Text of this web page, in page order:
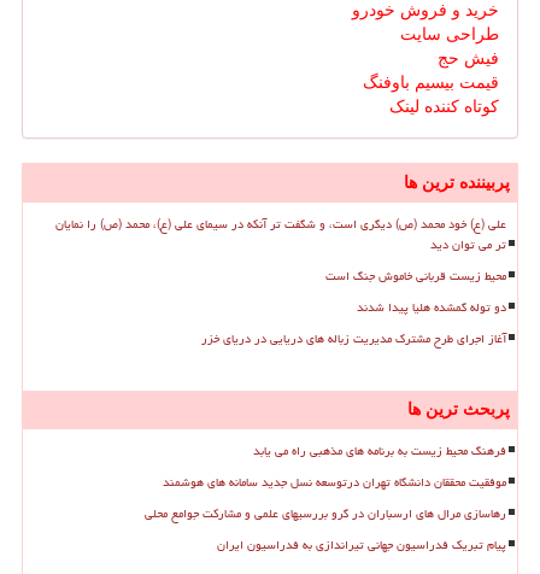
خرید و فروش خودرو
طراحی سایت
فیش حج
قیمت بیسیم باوفنگ
کوتاه کننده لینک
پربیننده ترین ها
علی (ع) خود محمد (ص) دیگری است، و شگفت تر آنکه در سیمای علی (ع)، محمد (ص) را نمایان
تر می توان دید
محیط زیست قربانی خاموش جنگ است
دو توله گمشده هلیا پیدا شدند
آغاز اجرای طرح مشترک مدیریت زباله های دریایی در دریای خزر
پربحث ترین ها
فرهنگ محیط زیست به برنامه های مذهبی راه می یابد
موفقیت محققان دانشگاه تهران درتوسعه نسل جدید سامانه های هوشمند
رهاسازی مرال های ارسباران در گرو بررسیهای علمی و مشارکت جوامع محلی
پیام تبریک فدراسیون جهانی تیراندازی به فدراسیون ایران